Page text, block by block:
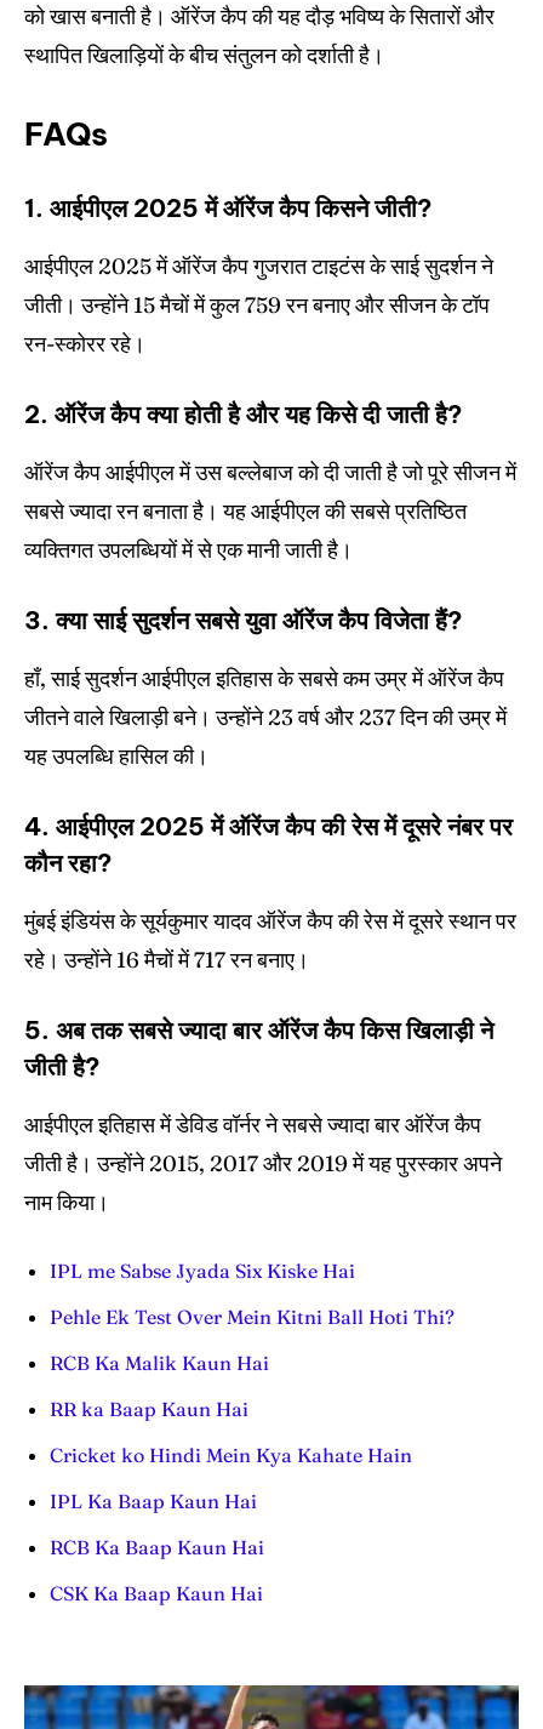
को खास बनाती है। ऑरेंज कैप की यह दौड़ भविष्य के सितारों और
स्थापित खिलाड़ियों के बीच संतुलन को दर्शाती है।
FAQs
1. आईपीएल 2025 में ऑरेंज कैप किसने जीती?
आईपीएल 2025 में ऑरेंज कैप गुजरात टाइटंस के साई सुदर्शन ने
जीती। उन्होंने 15 मैचों में कुल 759 रन बनाए और सीजन के टॉप
रन-स्कोरर रहे।
2. ऑरेंज कैप क्या होती है और यह किसे दी जाती है?
ऑरेंज कैप आईपीएल में उस बल्लेबाज को दी जाती है जो पूरे सीजन में
सबसे ज्यादा रन बनाता है। यह आईपीएल की सबसे प्रतिष्ठित
व्यक्तिगत उपलब्धियों में से एक मानी जाती है।
3. क्या साई सुदर्शन सबसे युवा ऑरेंज कैप विजेता हैं?
हाँ, साई सुदर्शन आईपीएल इतिहास के सबसे कम उम्र में ऑरेंज कैप
जीतने वाले खिलाड़ी बने। उन्होंने 23 वर्ष और 237 दिन की उम्र में
यह उपलब्धि हासिल की।
4. आईपीएल 2025 में ऑरेंज कैप की रेस में दूसरे नंबर पर
कौन रहा?
मुंबई इंडियंस के सूर्यकुमार यादव ऑरेंज कैप की रेस में दूसरे स्थान पर
रहे। उन्होंने 16 मैचों में 717 रन बनाए।
5. अब तक सबसे ज्यादा बार ऑरेंज कैप किस खिलाड़ी ने
जीती है?
आईपीएल इतिहास में डेविड वॉर्नर ने सबसे ज्यादा बार ऑरेंज कैप
जीती है। उन्होंने 2015, 2017 और 2019 में यह पुरस्कार अपने
नाम किया।
IPL me Sabse Jyada Six Kiske Hai
Pehle Ek Test Over Mein Kitni Ball Hoti Thi?
RCB Ka Malik Kaun Hai
RR ka Baap Kaun Hai
Cricket ko Hindi Mein Kya Kahate Hain
IPL Ka Baap Kaun Hai
RCB Ka Baap Kaun Hai
CSK Ka Baap Kaun Hai